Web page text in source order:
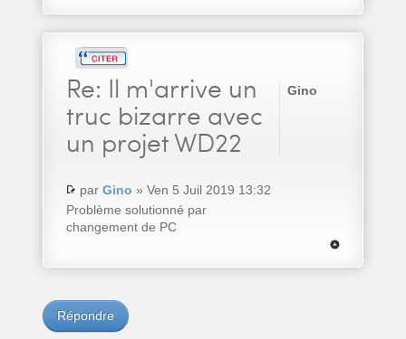
Re: Il m'arrive un
truc bizarre avec
un projet WD22
par Gino » Ven 5 Juil 2019 13:32
Problème solutionné par
changement de PC
Gino
Répondre